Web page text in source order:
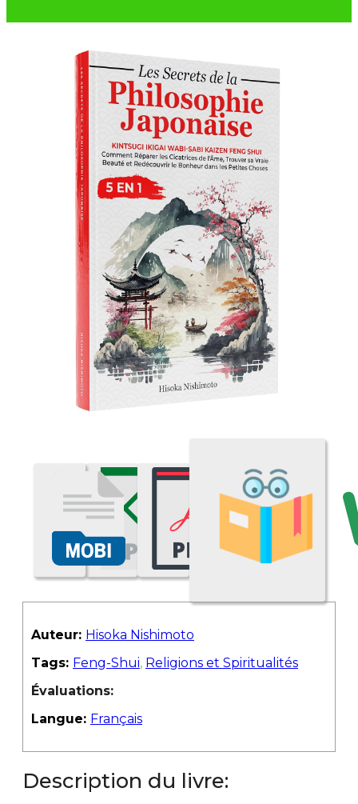
Auteur: Hisoka Nishimoto
Tags: Feng-Shui, Religions et Spiritualités
Évaluations:
Langue: Français
Description du livre: